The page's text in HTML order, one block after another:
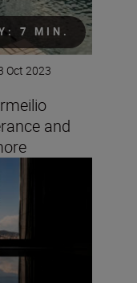
7 MIN.
Oct 2023
and
on love,